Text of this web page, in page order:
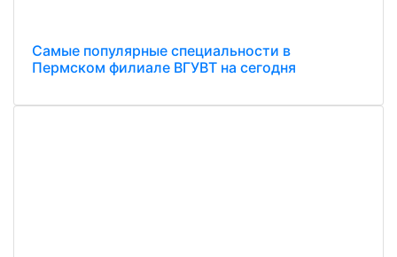
Самые популярные специальности в
Пермском филиале ВГУВТ на сегодня